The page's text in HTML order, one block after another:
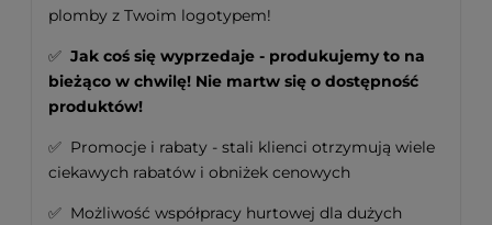
plomby z Twoim logotypem!
✅ Jak coś się wyprzedaje - produkujemy to na
bieżąco w chwilę! Nie martw się o dostępność
produktów!
✅ Promocje i rabaty - stali klienci otrzymują wiele
ciekawych rabatów i obniżek cenowych
✅ Możliwość współpracy hurtowej dla dużych